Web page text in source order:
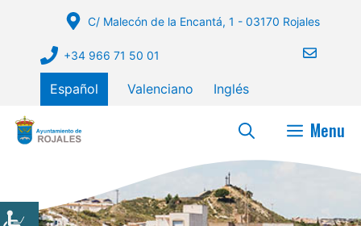
contenido
C/ Malecón de la Encantá, 1 - 03170 Rojales
+34 966 71 50 01
Español Valenciano Inglés
Menu